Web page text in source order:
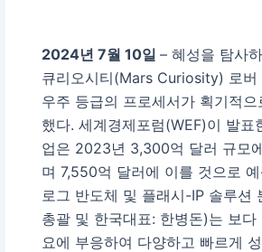
2024년 7월 10일 – 혜성을 탐사
큐리오시티(Mars Curiosity) 로버
우주 등급의 프로세서가 획기적
했다. 세계경제포럼(WEF)이 발
업은 2023년 3,300억 달러 규모
며 7,550억 달러에 이를 것으로
로그 반도체 및 플래시-IP 솔루션
총괄 및 한국대표: 한병돈)는 보
요에 부응하여 다양하고 빠르게